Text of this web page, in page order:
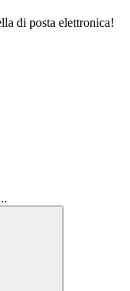
di posta elettronica!